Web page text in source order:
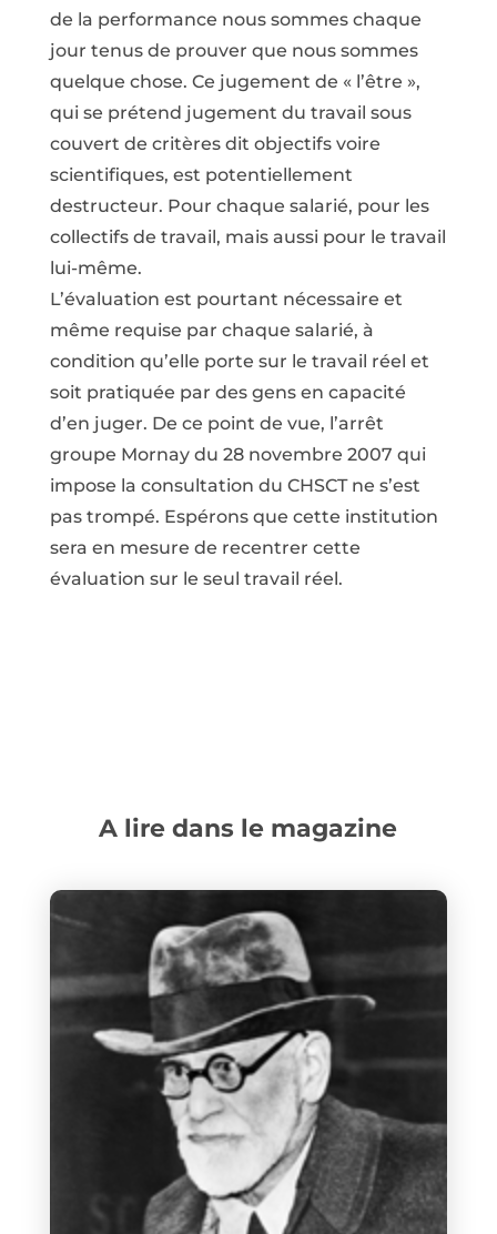
de la performance nous sommes chaque
jour tenus de prouver que nous sommes
quelque chose. Ce jugement de « l’être »,
qui se prétend jugement du travail sous
couvert de critères dit objectifs voire
scientifiques, est potentiellement
destructeur. Pour chaque salarié, pour les
collectifs de travail, mais aussi pour le travail
lui-même.
L’évaluation est pourtant nécessaire et
même requise par chaque salarié, à
condition qu’elle porte sur le travail réel et
soit pratiquée par des gens en capacité
d’en juger. De ce point de vue, l’arrêt
groupe Mornay du 28 novembre 2007 qui
impose la consultation du CHSCT ne s’est
pas trompé. Espérons que cette institution
sera en mesure de recentrer cette
évaluation sur le seul travail réel.
A lire dans le magazine